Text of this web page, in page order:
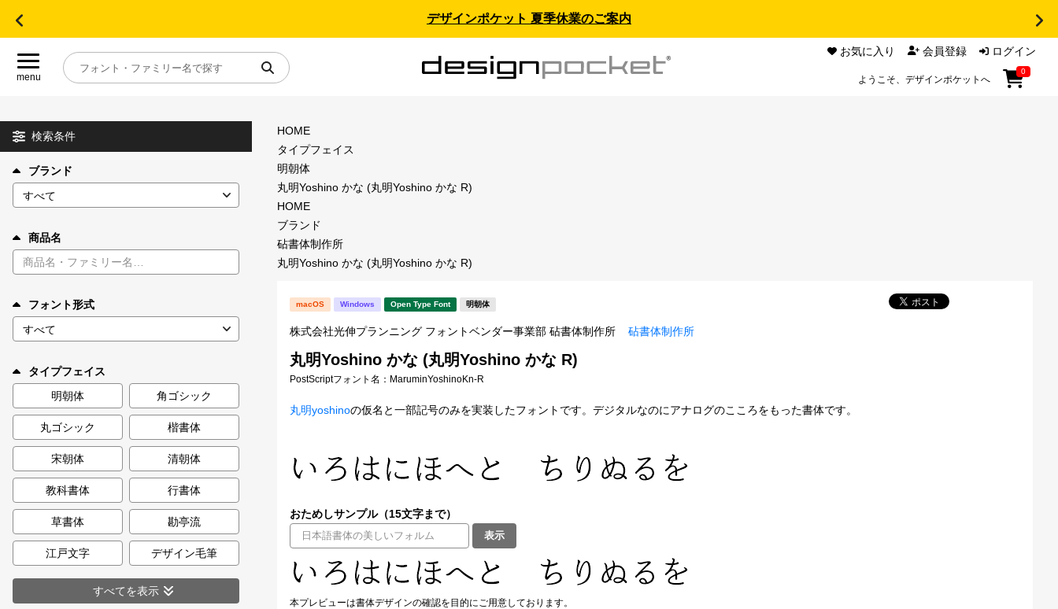
デザインポケット 夏季休業のご案内
menu
お気に入り 会員登録 ログイン
ようこそ、デザインポケットへ
0
目的別フォントガイド
特集
年間ライセンス商品
キャンペーン一覧
カート 0
マイページ
お気に入り
ご利用ガイド
検索条件
ブランド
商品名
フォント形式
タイプフェイス
明朝体
角ゴシック
丸ゴシック 楷書体
宋朝体 清朝体
教科書体 行書体
草書体 勘亭流
江戸文字 デザイン毛筆
すべてを表示
HOME
タイプフェイス
明朝体
丸明Yoshino かな (丸明Yoshino かな R)
HOME
ブランド
砧書体制作所
丸明Yoshino かな (丸明Yoshino かな R)
macOS Windows Open Type Font 明朝体
株式会社光伸プランニング フォントベンダー事業部 砧書体制作所 砧書体制作所
丸明Yoshino かな (丸明Yoshino かな R)
PostScriptフォント名： MaruminYoshinoKn-R
丸明yoshinoの仮名と一部記号のみを実装したフォントです。デジタルなのにアナログのこころをもった書体です。
おためしサンプル（15文字まで）
表示
本プレビューは書体デザインの確認を目的にご用意しております。